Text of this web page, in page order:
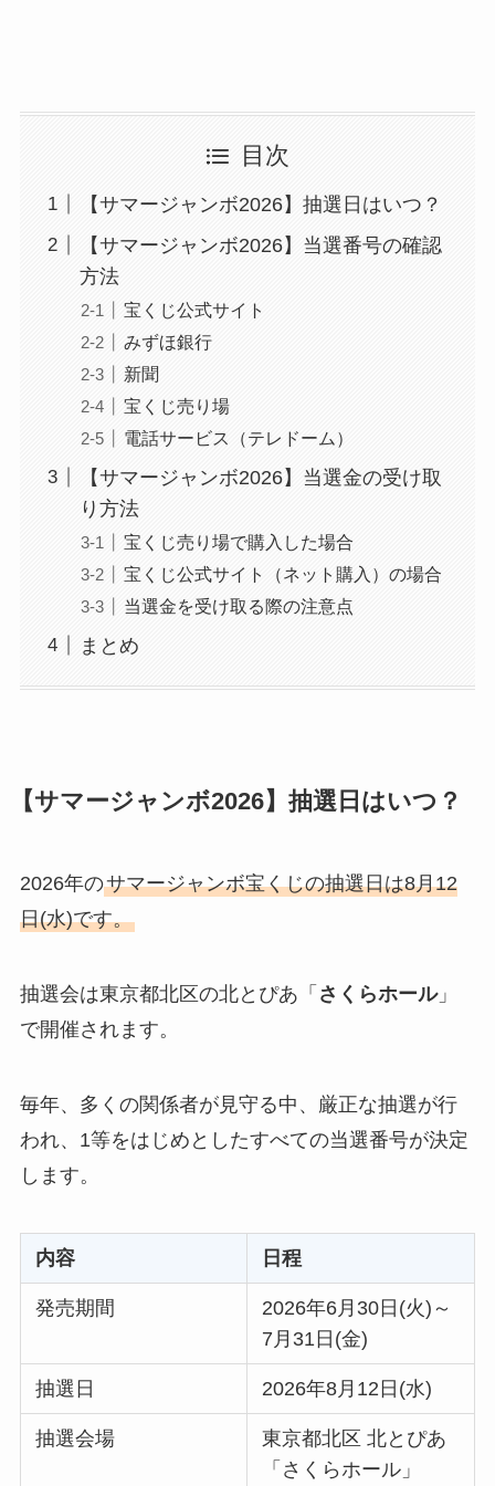
目次
【サマージャンボ2026】抽選日はいつ？
【サマージャンボ2026】当選番号の確認
方法
宝くじ公式サイト
みずほ銀行
新聞
宝くじ売り場
電話サービス（テレドーム）
【サマージャンボ2026】当選金の受け取
り方法
宝くじ売り場で購入した場合
宝くじ公式サイト（ネット購入）の場合
当選金を受け取る際の注意点
まとめ
【サマージャンボ2026】抽選日はいつ？
2026年のサマージャンボ宝くじの抽選日は8月12
日(水)です。
抽選会は東京都北区の北とぴあ「 さくらホール」
で開催されます。
毎年、多くの関係者が見守る中、厳正な抽選が行
われ、1等をはじめとしたすべての当選番号が決定
します。
内容 日程
発売期間
2026年6月30日(火)～
7月31日(金)
抽選日 2026年8月12日(水)
抽選会場
東京都北区 北とぴあ
「さくらホール」